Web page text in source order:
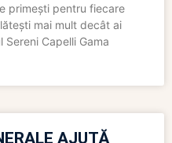
primești pentru fiecare
mai mult decât ai
Capelli Gama
AJUTĂ